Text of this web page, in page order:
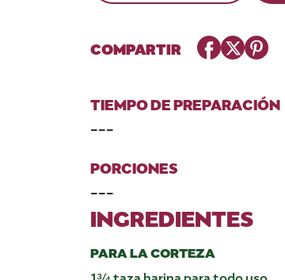
COMPARTIR Facebook
TwitterPinterest
TIEMPO DE PREPARACIÓN
---
PORCIONES
---
INGREDIENTES
PARA LA CORTEZA
1¾ taza harina para todo uso